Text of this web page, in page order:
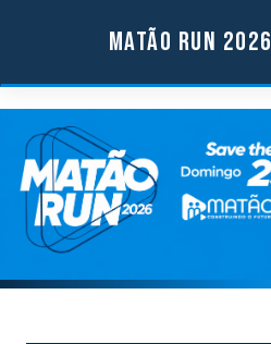
MATÃO RUN 2026